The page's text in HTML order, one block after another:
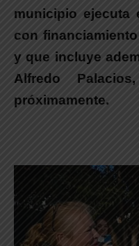
municipio ejecuta
con
y que incluye
Alfredo
próximamente.